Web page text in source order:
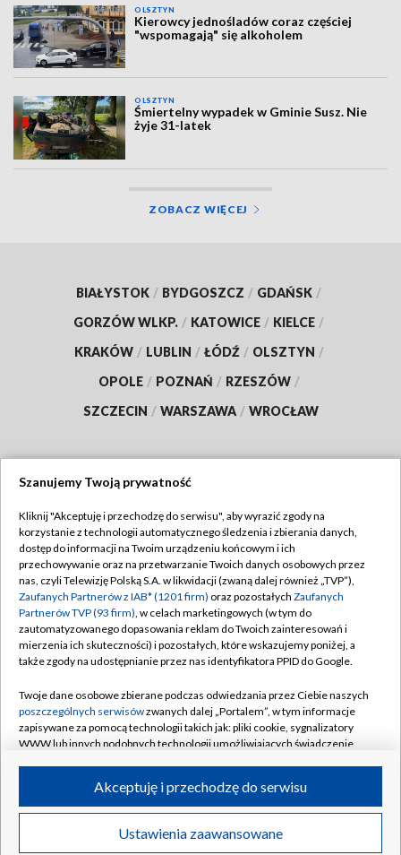
OLSZTYN
Kierowcy jednośladów coraz częściej
"wspomagają" się alkoholem
OLSZTYN
Śmiertelny wypadek w Gminie Susz. Nie
żyje 31-latek
ZOBACZ WIĘCEJ
BIAŁYSTOK / BYDGOSZCZ / GDAŃSK /
GORZÓW WLKP. / KATOWICE / KIELCE /
KRAKÓW / LUBLIN / ŁÓDŹ / OLSZTYN /
OPOLE / POZNAŃ / RZESZÓW /
SZCZECIN / WARSZAWA / WROCŁAW
TVP
Abonament TVP
Emisja w TVP
Centrum informacji TVP
Naziemna Telewizja Cyfrowa
Rada Programowa
System NOS
Informacje o nadawcy
Program dla prasy
Regulamin TVP
Polityka prywatności
Moje zgody
Pomoc
Kontakt
Kanały
©2026 Telewizja Polska S.A. w likwidacji
Szanujemy Twoją prywatność
Kliknij "Akceptuję i przechodzę do serwisu", aby wyrazić zgody na
korzystanie z technologii automatycznego śledzenia i zbierania danych,
dostęp do informacji na Twoim urządzeniu końcowym i ich
przechowywanie oraz na przetwarzanie Twoich danych osobowych przez
nas, czyli Telewizję Polską S.A. w likwidacji (zwaną dalej również „TVP”),
Zaufanych Partnerów z IAB* (1201 firm) oraz pozostałych Zaufanych
Partnerów TVP (93 firm), w celach marketingowych (w tym do
zautomatyzowanego dopasowania reklam do Twoich zainteresowań i
mierzenia ich skuteczności) i pozostałych, które wskazujemy poniżej, a
także zgody na udostępnianie przez nas identyfikatora PPID do Google.
Twoje dane osobowe zbierane podczas odwiedzania przez Ciebie naszych
poszczególnych serwisówzwanych dalej „Portalem”, w tym informacje
zapisywane za pomocą technologii takich jak: pliki cookie, sygnalizatory
WWW lub innych podobnych technologii umożliwiających świadczenie
ruchu w Internecie.
Twoje dane osobowe zbierane podczas odwiedzania przez Ciebie
poszczególnych serwisówna Portalu, takie jak adresy IP, identyfikatory
Ustawienia zaawansowane
Akceptuję i przechodzę do serwisu